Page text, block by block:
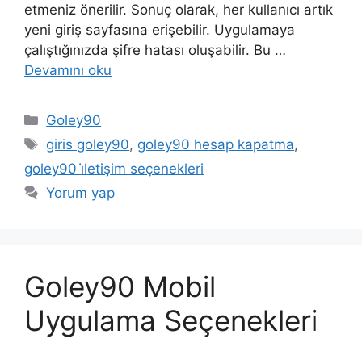
etmeniz önerilir. Sonuç olarak, her kullanıcı artık
yeni giriş sayfasına erişebilir. Uygulamaya
çalıştığınızda şifre hatası oluşabilir. Bu …
Devamını oku
Kategoriler
Goley90
Etiketler
giris goley90, goley90 hesap kapatma,
goley90 i̇letişim seçenekleri
Yorum yap
Goley90 Mobil
Uygulama Seçenekleri